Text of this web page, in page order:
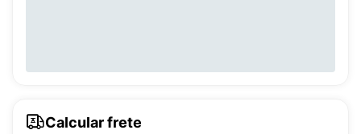
Calcular frete